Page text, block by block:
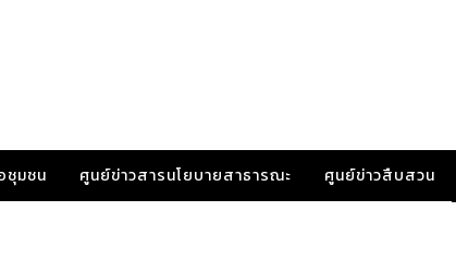
ชุมชน ศูนย์ข่าวสารนโยบายสาธารณะ ศูนย์ข่าวสืบสวน